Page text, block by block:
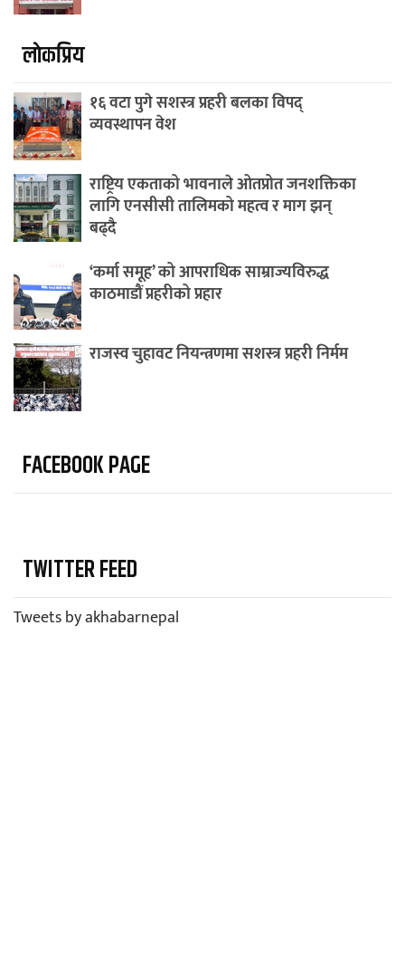
लाेकप्रिय
१६ वटा पुगे सशस्त्र प्रहरी बलका विपद्
व्यवस्थापन वेश
राष्ट्रिय एकताको भावनाले ओतप्रोत जनशक्तिका
लागि एनसीसी तालिमको महत्व र माग झन्
बढ्दै
‘कर्मा समूह’ को आपराधिक साम्राज्यविरुद्ध
काठमाडौं प्रहरीको प्रहार
राजस्व चुहावट नियन्त्रणमा सशस्त्र प्रहरी निर्मम
FACEBOOK PAGE
TWITTER FEED
Tweets by akhabarnepal